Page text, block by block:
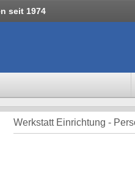
seit 1974
Werkstatt Einrichtung -